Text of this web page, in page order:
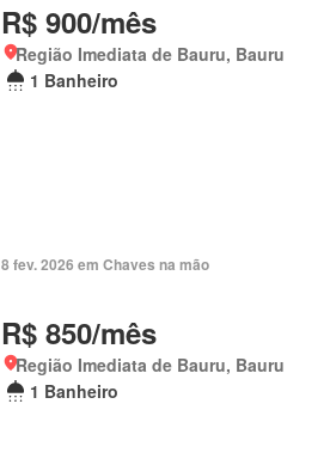
R$ 900/mês
Região Imediata de Bauru, Bauru
1 Banheiro
8 fev. 2026 em Chaves na mão
R$ 850/mês
Região Imediata de Bauru, Bauru
1 Banheiro